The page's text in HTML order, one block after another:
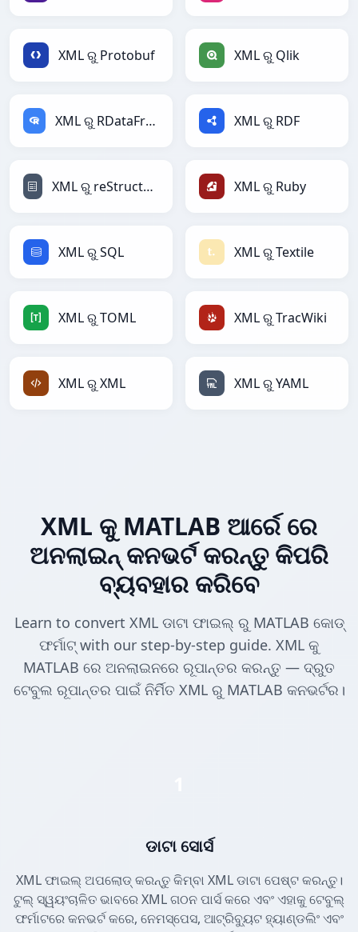
XML ରୁ Protobuf XML ରୁ Qlik
XML ରୁ RDataFrame XML ରୁ RDF
XML ରୁ reStructuredText XML ରୁ Ruby
XML ରୁ SQL XML ରୁ Textile
XML ରୁ TOML XML ରୁ TracWiki
XML ରୁ XML XML ରୁ YAML
XML କୁ MATLAB ଆର୍ରେ ରେ
ଅନଲାଇନ୍ କନଭର୍ଟ କରନ୍ତୁ କିପରି
ବ୍ୟବହାର କରିବେ
Learn to convert XML ଡାଟା ଫାଇଲ୍ ରୁ MATLAB କୋଡ୍
ଫର୍ମାଟ୍ with our step-by-step guide. XML କୁ
MATLAB ରେ ଅନଲାଇନରେ ରୂପାନ୍ତର କରନ୍ତୁ — ଦ୍ରୁତ
ଟେବୁଲ ରୂପାନ୍ତର ପାଇଁ ନିର୍ମିତ XML ରୁ MATLAB କନଭର୍ଟର।
ଡାଟା ସୋର୍ସ
XML ଫାଇଲ୍ ଅପଲୋଡ୍ କରନ୍ତୁ କିମ୍ବା XML ଡାଟା ପେଷ୍ଟ କରନ୍ତୁ।
ଟୁଲ୍ ସ୍ୱୟଂଚାଳିତ ଭାବରେ XML ଗଠନ ପାର୍ସ କରେ ଏବଂ ଏହାକୁ ଟେବୁଲ୍
ଫର୍ମାଟରେ କନଭର୍ଟ କରେ, ନେମସ୍ପେସ, ଆଟ୍ରିବ୍ୟୁଟ ହ୍ୟାଣ୍ଡଲିଂ ଏବଂ